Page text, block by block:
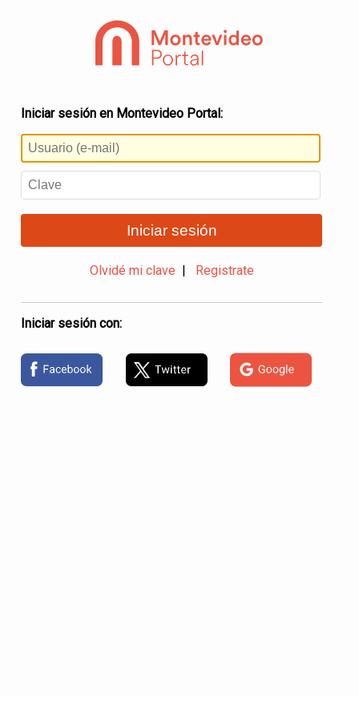
Iniciar sesión en Montevideo Portal:
Iniciar sesión
Olvidé mi clave Registrate
Iniciar sesión con: